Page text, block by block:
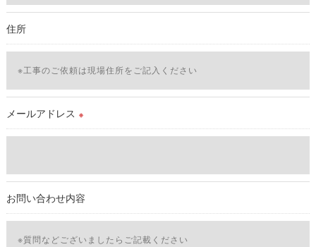
をご提供できない場合がございますので予めご了承ください。
＜個人情報の開示･訂正・削除･利用停止の手続について＞
続を定めさせて頂いております。
ご本人である事を確認のうえ、対応させて頂きます。
個人情報の開示･訂正･削除・利用停止の具体的手続きにつきま
しては、お電話でお問合せ下さい。v
住所
メールアドレス ※
お問い合わせ内容